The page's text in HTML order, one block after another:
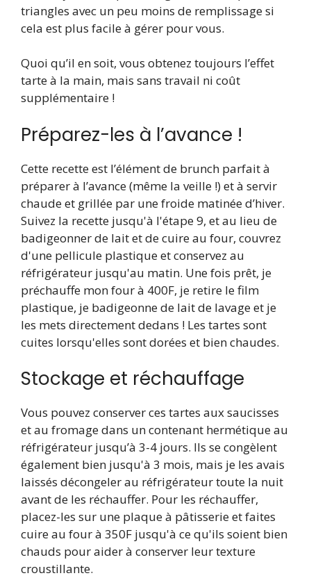
triangles avec un peu moins de remplissage si
cela est plus facile à gérer pour vous.
Quoi qu’il en soit, vous obtenez toujours l’effet
tarte à la main, mais sans travail ni coût
supplémentaire !
Préparez-les à l’avance !
Cette recette est l’élément de brunch parfait à
préparer à l’avance (même la veille !) et à servir
chaude et grillée par une froide matinée d’hiver.
Suivez la recette jusqu'à l'étape 9, et au lieu de
badigeonner de lait et de cuire au four, couvrez
d'une pellicule plastique et conservez au
réfrigérateur jusqu'au matin. Une fois prêt, je
préchauffe mon four à 400F, je retire le film
plastique, je badigeonne de lait de lavage et je
les mets directement dedans ! Les tartes sont
cuites lorsqu'elles sont dorées et bien chaudes.
Stockage et réchauffage
Vous pouvez conserver ces tartes aux saucisses
et au fromage dans un contenant hermétique au
réfrigérateur jusqu’à 3-4 jours. Ils se congèlent
également bien jusqu'à 3 mois, mais je les avais
laissés décongeler au réfrigérateur toute la nuit
avant de les réchauffer. Pour les réchauffer,
placez-les sur une plaque à pâtisserie et faites
cuire au four à 350F jusqu'à ce qu'ils soient bien
chauds pour aider à conserver leur texture
croustillante.